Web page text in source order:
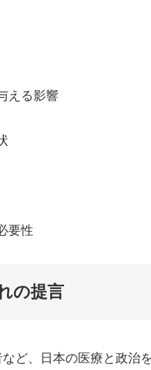
える影響
要性
の提言
ど、日本の医療と政治